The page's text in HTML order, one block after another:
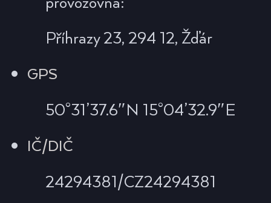
Příhrazy 23, 294 12, Žďár
GPS
50°31’37.6″N 15°04’32.9″E
IČ/DIČ
24294381/CZ24294381